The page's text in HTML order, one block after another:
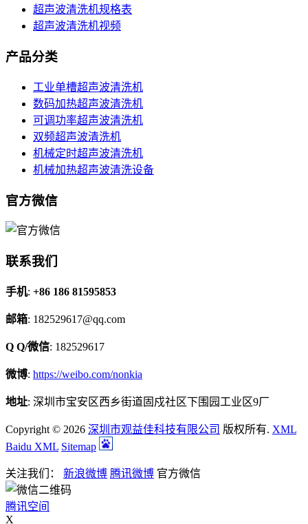
超声波清洗机规格表
超声波清洗机视频
产品分类
工业单槽超声波清洗机
数码加热超声波清洗机
可调功率超声波清洗机
双频超声波清洗机
机械定时超声波清洗机
机械加热超声波清洗设备
官方微信
联系我们
手机: +86 186 81595853
邮箱: 182529617@qq.com
Q Q/微信: 182529617
微博: https://weibo.com/nonkia
地址: 深圳市宝安区西乡街道固戍社区下围园工业区9厂
Copyright © 2026 深圳市观益佳科技有限公司 版权所有. XML
Baidu XML Sitemap
关注我们： 新浪微博 腾讯微博 官方微信
腾讯空间
X